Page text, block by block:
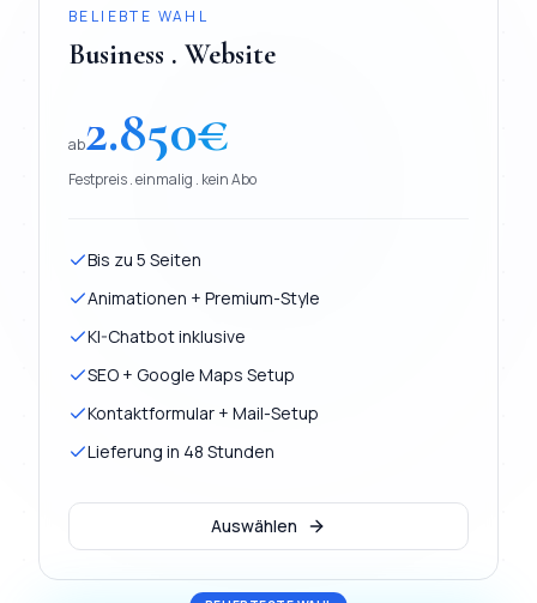
BELIEBTE WAHL
Business . Website
ab2.850€
Festpreis . einmalig . kein Abo
Bis zu 5 Seiten
Animationen + Premium-Style
KI-Chatbot inklusive
SEO + Google Maps Setup
Kontaktformular + Mail-Setup
Lieferung in 48 Stunden
Auswählen